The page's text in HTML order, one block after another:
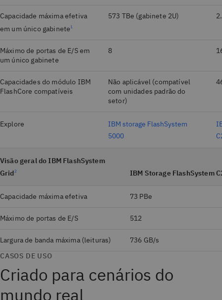
Capacidade máxima efetiva
em um único gabinete1
573 TBe (gabinete 2U)
Máximo de portas de E/S em
um único gabinete
8
Capacidades do módulo IBM
FlashCore compatíveis
Não aplicável (compatível
com unidades padrão do
setor)
Explore
IBM storage FlashSystem
5000
Visão geral do IBM FlashSystem
Grid2 IBM Storage FlashSystem
Capacidade máxima efetiva 73 PBe
Máximo de portas de E/S 512
Largura de banda máxima (leituras)
736 GB/s
CASOS DE USO
Criado para cenários do
mundo real